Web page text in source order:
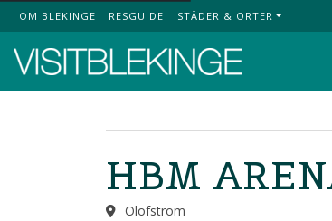
Top Menu
OM BLEKINGE RESGUIDE STÄDER & ORTER
HBM
Olofström